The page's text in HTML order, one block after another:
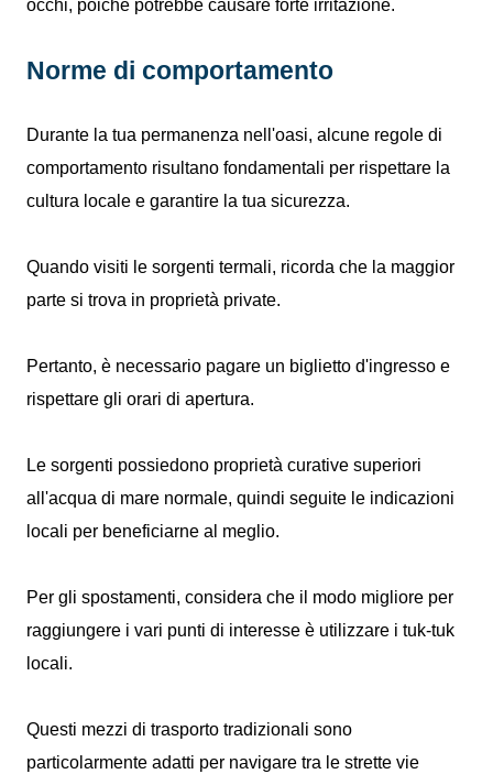
occhi, poiché potrebbe causare forte irritazione.
Norme di comportamento
Durante la tua permanenza nell'oasi, alcune regole di
comportamento risultano fondamentali per rispettare la
cultura locale e garantire la tua sicurezza.
Quando visiti le sorgenti termali, ricorda che la maggior
parte si trova in proprietà private.
Pertanto, è necessario pagare un biglietto d'ingresso e
rispettare gli orari di apertura.
Le sorgenti possiedono proprietà curative superiori
all'acqua di mare normale, quindi seguite le indicazioni
locali per beneficiarne al meglio.
Per gli spostamenti, considera che il modo migliore per
raggiungere i vari punti di interesse è utilizzare i tuk-tuk
locali.
Questi mezzi di trasporto tradizionali sono
particolarmente adatti per navigare tra le strette vie